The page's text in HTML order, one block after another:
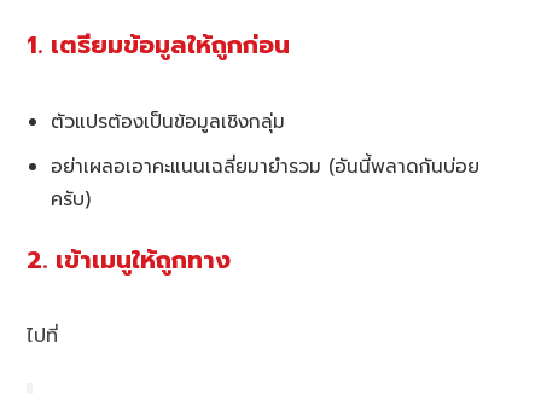
1. เตรียมข้อมูลให้ถูกก่อน
ตัวแปรต้องเป็นข้อมูลเชิงกลุ่ม
อย่าเผลอเอาคะแนนเฉลี่ยมายำรวม (อันนี้พลาดกันบ่อย
ครับ)
2. เข้าเมนูให้ถูกทาง
ไปที่